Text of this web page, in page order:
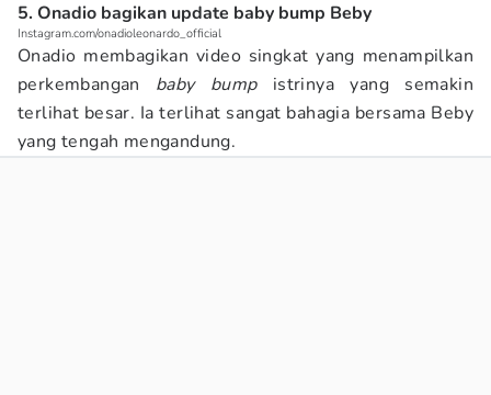
5. Onadio bagikan update baby bump Beby
Instagram.com/onadioleonardo_official
Onadio membagikan video singkat yang menampilkan
perkembangan baby bumpistrinya yang semakin
terlihat besar. Ia terlihat sangat bahagia bersama Beby
yang tengah mengandung.